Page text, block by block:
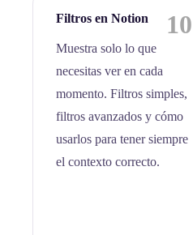
Filtros en Notion 10
Muestra solo lo que
necesitas ver en cada
momento. Filtros simples,
filtros avanzados y cómo
usarlos para tener siempre
el contexto correcto.